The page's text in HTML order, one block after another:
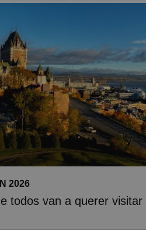
2026
todos van a querer visitar